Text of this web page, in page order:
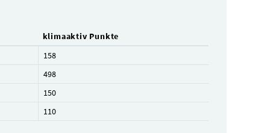
klimaaktiv Punkte
158
498
150
110